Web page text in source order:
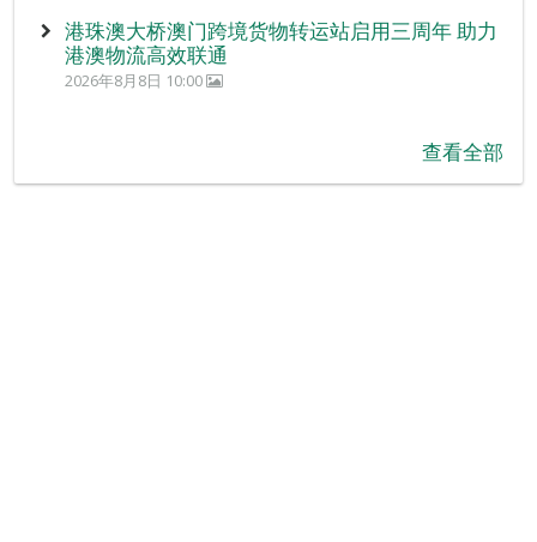
港珠澳大桥澳门跨境货物转运站启用三周年 助力
港澳物流高效联通
2026年8月8日 10:00
查看全部